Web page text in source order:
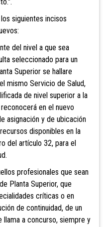
siguientes incisos
del nivel a que sea
seleccionado para un
Superior se hallare
mismo Servicio de Salud,
de nivel superior a la
en el nuevo
asignación y de ubicación
disponibles en la
del artículo 32, para el
profesionales que sean
Planta Superior, que
críticas o en
de continuidad, de un
a concurso, siempre y